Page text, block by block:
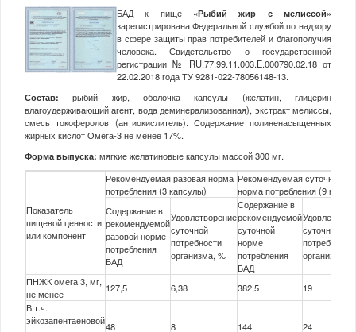
БАД к пище «Рыбий жир с мелиссой»
зарегистрирована Федеральной службой по надзору
в сфере защиты прав потребителей и благополучия
человека. Свидетельство о государственной
регистрации № RU.77.99.11.003.E.000790.02.18 от
22.02.2018 года ТУ 9281-022-78056148-13.
Состав: рыбий жир, оболочка капсулы (желатин, глицерин
влагоудерживающий агент, вода деминерализованная), экстракт мелиссы,
смесь токоферолов (антиокислитель). Содержание полиненасыщенных
жирных кислот Омега-3 не менее 17%.
Форма выпуска: мягкие желатиновые капсулы массой 300 мг.
Показатель
пищевой ценности
или компонент
Рекомендуемая разовая норма
потребления (3 капсулы)
Рекомендуемая суточная
норма потребления (9
Содержание в
рекомендуемой
разовой норме
потребления
БАД
Удовлетворение
суточной
потребности
организма, %
Содержание в
рекомендуемой
суточной
норме
потребления
БАД
суточной
потребности
организма,
ПНЖК омега 3, мг,
не менее
127,5 6,38 382,5
19
В т.ч.
эйкозапентаеновой48 8 144 24